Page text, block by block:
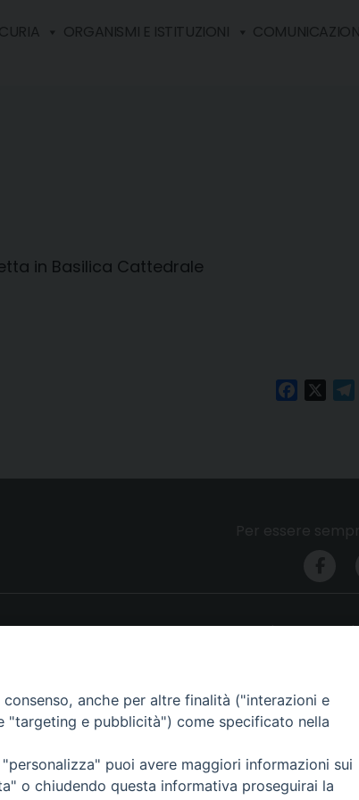
CURIA ORGANISMI E ISTITUZIONI
in Basilica Cattedrale
Privacy e
anche per altre finalità ("interazioni e
"targeting e pubblicità") come specificato nella
puoi avere maggiori informazioni sui
o chiudendo questa informativa proseguirai la